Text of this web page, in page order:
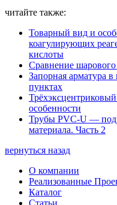
читайте также:
Товарный вид и
коагулирующих
кислоты
Сравнение шарового
Запорная арматура
пунктах
особенности
Трубы PVC-U —
материала. Часть 2
вернуться назад
О компании
Реализованные
Каталог